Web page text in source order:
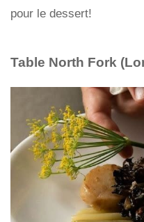
pour le dessert!
Table North Fork